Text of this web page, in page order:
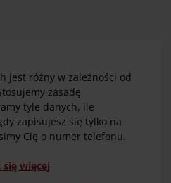
jest różny w zależności od
zasadę
tyle danych, ile
zapisujesz się tylko na
Cię o numer telefonu.
więcej